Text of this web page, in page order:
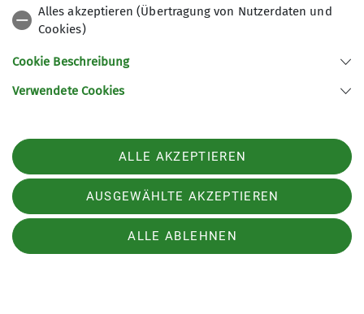
Die nächsten Tagesausflüge sind bereits in
Vorlauf bei den MTB-Angeboten auf der
Homepage veröffentlicht.
Alles akzeptieren (Übertragung von Nutzerdaten und
Cookies)
Cookie Beschreibung
Verwendete Cookies
ALLE AKZEPTIEREN
AUSGEWÄHLTE AKZEPTIEREN
ALLE ABLEHNEN